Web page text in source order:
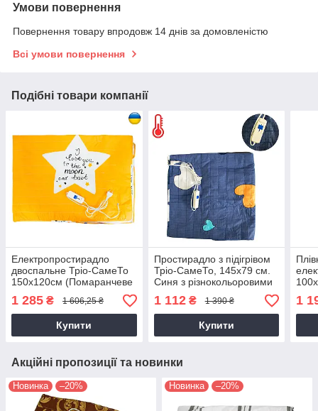
Умови повернення
Повернення товару впродовж 14 днів за домовленістю
Всі умови повернення
Подібні товари компанії
Електропростирадло
двоспальне Тріо-СамеТо
150х120см (Помаранчеве
з зірками)
термопростирадло
(02102)
1 285 ₴ 1 606,25 ₴
Купити
Простирадло з підігрівом
Тріо-СамеТо, 145х79 см.
Синя з різнокольоровими
серцями (02101),
електроковдра
1 112₴ 1 390 ₴
Купити
1
Акційні пропозиції та новинки
Новинка –20% Новинка –20%